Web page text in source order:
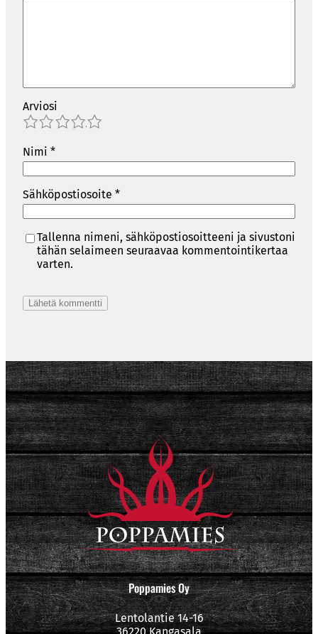
Arviosi
4
3
2
1
Nimi *
Sähköpostiosoite *
Tallenna nimeni, sähköpostiosoitteeni ja sivustoni
tähän selaimeen seuraavaa kommentointikertaa
varten.
Poppamies Oy
Lentolantie 14-16